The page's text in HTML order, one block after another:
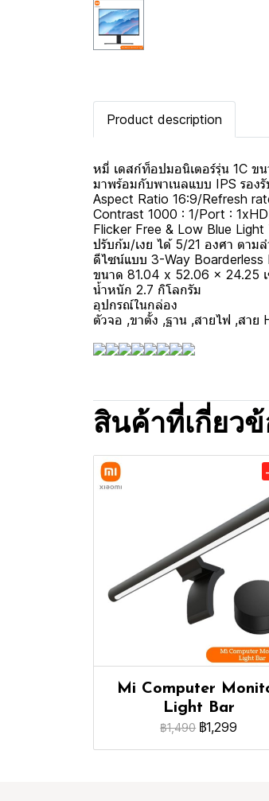
Product description
หมี่ เดสก์ท็อปมอนิเตอร์รุ่น 1C ข
มาพร้อมกับพาเนลแบบ IPS รอง
Aspect Ratio 16:9/Refresh
Contrast 1000 : 1/Port :
Flicker Free & Low Blue
ปรับก้ม/เงย ได้ 5/21 องศา ตาม
ดีไซน์แบบ 3-Way Boarderless
ขนาด 81.04 x 52.06 x 24.25
น้ำหนัก 2.7 กิโลกรัม
อุปกรณ์ในกล่อง
ตัวจอ ,ขาตั้ง ,ฐาน ,สายไฟ ,สาย
สินค้าที่เกี่ยวข้
Mi Computer
Light Bar
฿1,490 ฿1,299